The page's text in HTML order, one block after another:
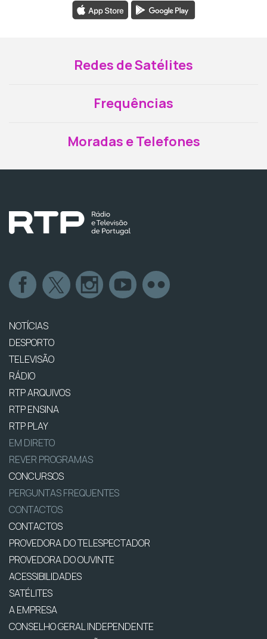
Redes de Satélites
Frequências
Moradas e Telefones
NOTÍCIAS
DESPORTO
TELEVISÃO
RÁDIO
RTP ARQUIVOS
RTP ENSINA
RTP PLAY
EM DIRETO
REVER PROGRAMAS
CONCURSOS
PERGUNTAS FREQUENTES
CONTACTOS
CONTACTOS
PROVEDORA DO TELESPECTADOR
PROVEDORA DO OUVINTE
ACESSIBILIDADES
SATÉLITES
A EMPRESA
CONSELHO GERAL INDEPENDENTE